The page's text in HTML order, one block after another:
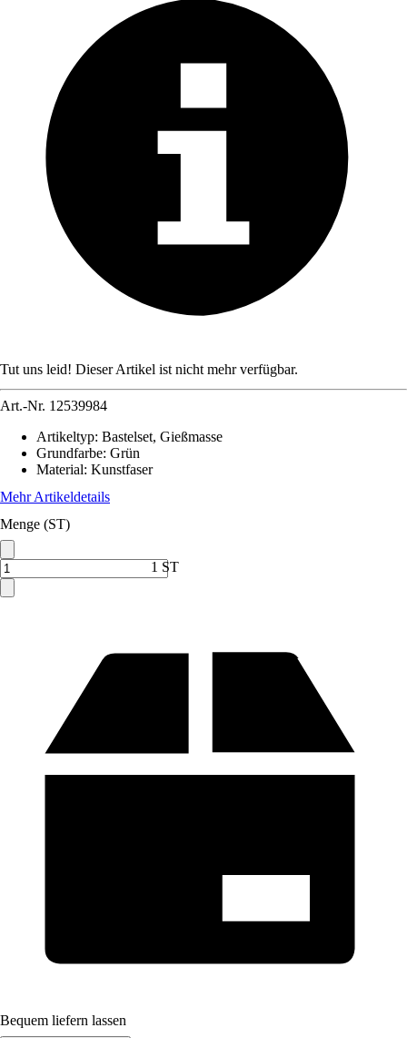
Tut uns leid! Dieser Artikel ist nicht mehr verfügbar.
Art.-Nr. 12539984
Artikeltyp: Bastelset, Gießmasse
Grundfarbe: Grün
Material: Kunstfaser
Mehr Artikeldetails
Menge (ST)
1 ST
Bequem liefern lassen